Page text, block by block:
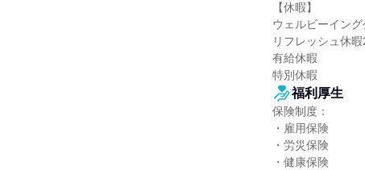
【休暇】
ウェルビーイング
リフレッシュ休暇
有給休暇
特別休暇
福利厚生
保険制度：
・雇用保険
・労災保険
・健康保険